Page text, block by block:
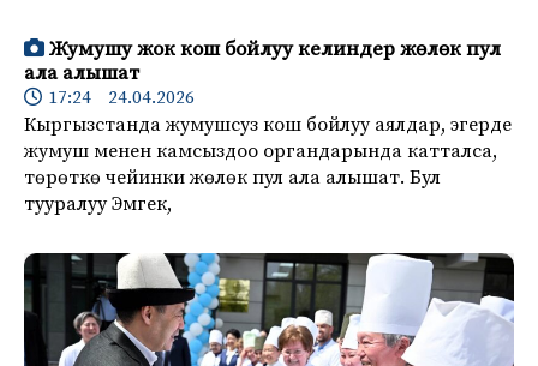
Жумушу жок кош бойлуу келиндер жөлөк пул
ала алышат
17:24 24.04.2026
Кыргызстанда жумушсуз кош бойлуу аялдар, эгерде
жумуш менен камсыздоо органдарында катталса,
төрөткө чейинки жөлөк пул ала алышат. Бул
тууралуу Эмгек,